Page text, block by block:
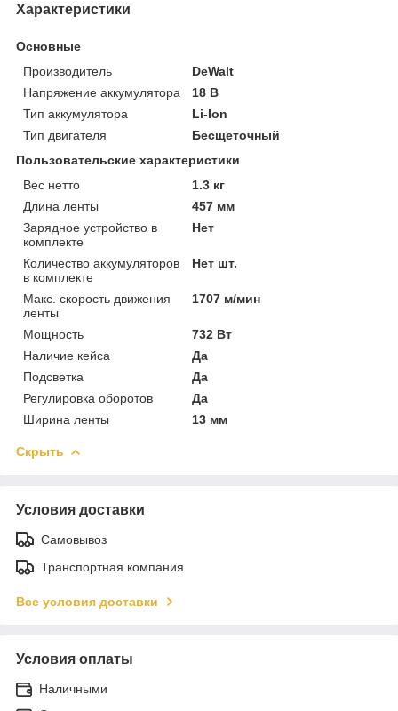
Характеристики
Основные
Производитель
DeWalt
Напряжение аккумулятора
18 В
Тип аккумулятора
Li-Ion
Тип двигателя
Бесщеточный
Пользовательские характеристики
Вес нетто
1.3 кг
Длина ленты
457 мм
Зарядное устройство в
комплекте
Нет
Количество аккумуляторов
в комплекте
Нет шт.
Макс. скорость движения
ленты
1707 м/мин
Мощность
732 Вт
Наличие кейса
Да
Подсветка
Да
Регулировка оборотов
Да
Ширина ленты
13 мм
Скрыть
Условия доставки
Самовывоз
Транспортная компания
Все условия доставки
Условия оплаты
Наличными